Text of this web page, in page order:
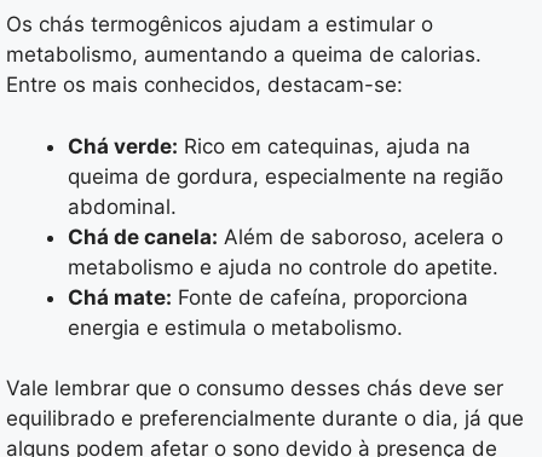
Os chás termogênicos ajudam a estimular o
metabolismo, aumentando a queima de calorias.
Entre os mais conhecidos, destacam-se:
Chá verde: Rico em catequinas, ajuda na
queima de gordura, especialmente na região
abdominal.
Chá de canela: Além de saboroso, acelera o
metabolismo e ajuda no controle do apetite.
Chá mate: Fonte de cafeína, proporciona
energia e estimula o metabolismo.
Vale lembrar que o consumo desses chás deve ser
equilibrado e preferencialmente durante o dia, já que
alguns podem afetar o sono devido à presença de